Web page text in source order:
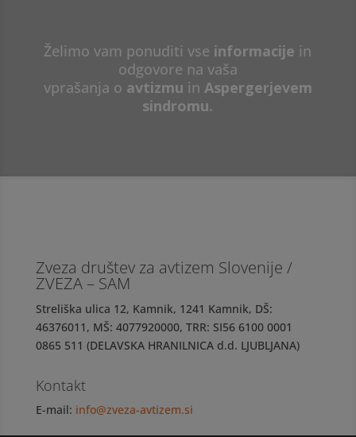
Želimo vam ponuditi vse informacije in
odgovore na vaša
vprašanja o avtizmu in Aspergerjevem
sindromu.
Zveza društev za avtizem Slovenije /
ZVEZA – SAM
Streliška ulica 12, Kamnik, 1241 Kamnik, DŠ:
46376011, MŠ: 4077920000, TRR: SI56 6100 0001
0865 511 (DELAVSKA HRANILNICA d.d. LJUBLJANA)
Kontakt
E-mail: info@zveza-avtizem.si